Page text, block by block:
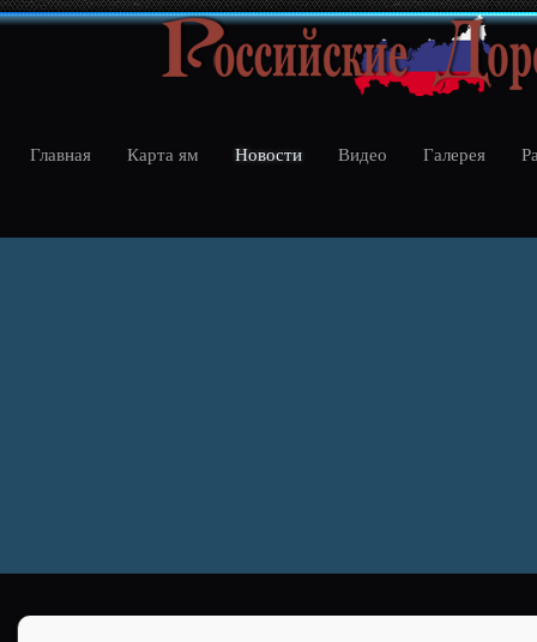
Главная Карта ям Новости Видео Галерея